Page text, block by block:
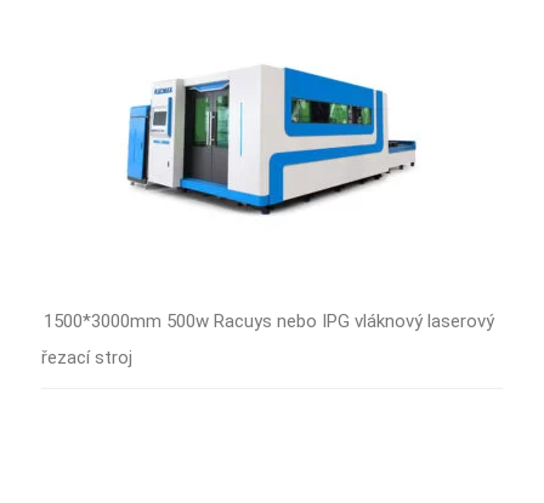
1500*3000mm 500w Racuys nebo IPG vláknový laserový
řezací stroj